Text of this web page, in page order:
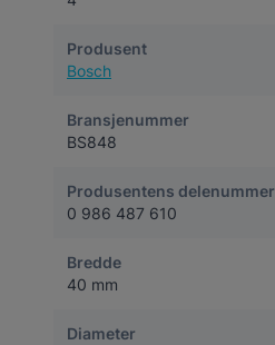
Produsent
Bosch
Bransjenummer
BS848
Produsentens delenummer
0 986 487 610
Bredde
40 mm
Diameter